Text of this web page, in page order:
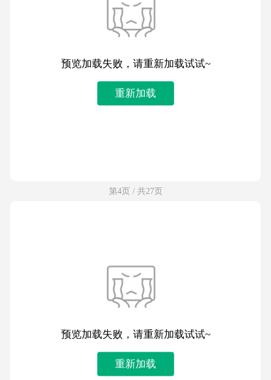
预览加载失败，请重新加载试试~
重新加载
第4页 / 共27页
预览加载失败，请重新加载试试~
重新加载